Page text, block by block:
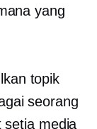
yang
topik
seorang
setia media